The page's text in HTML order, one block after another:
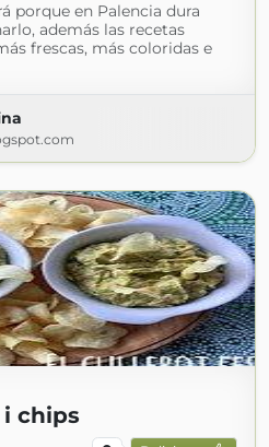
porque en Palencia dura
además las recetas
frescas, más coloridas e
chips